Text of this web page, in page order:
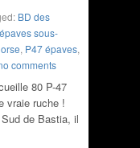
BD des
épaves sous-
, P47 épaves,
comments
80 P-47
vraie ruche !
de Bastia, il